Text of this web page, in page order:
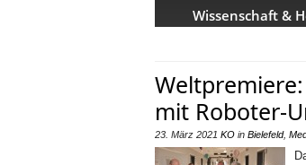
Wissenschaft &
mit Roboter-
23. März 2021 KO in Bielefeld,